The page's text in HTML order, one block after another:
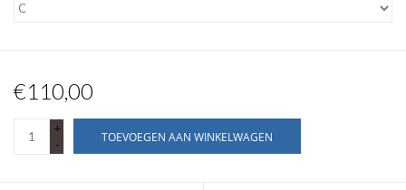
€110,00
+
-
TOEVOEGEN AAN WINKELWAGEN